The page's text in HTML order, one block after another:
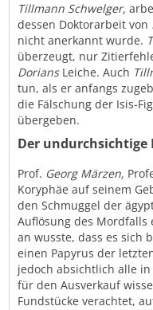
Tillmann Schwelger,
dessen Doktorarbeit von
nicht anerkannt wurde.
überzeugt, nur
DoriansLeiche. Auch
tun, als er anfangs
die Fälschung der Isis-
übergeben.
Der undurchsichtige
Prof. Georg Märzen,
Koryphäe auf seinem
den Schmuggel der
Auflösung des Mordfalls
an wusste, dass es sich
einen Papyrus der
jedoch absichtlich alle
für den Ausverkauf
Fundstücke verachtet,